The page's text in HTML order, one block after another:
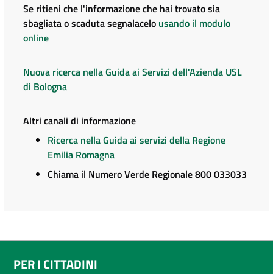
Se ritieni che l'informazione che hai trovato sia
sbagliata o scaduta segnalacelo usando il modulo
online
Nuova ricerca nella Guida ai Servizi dell'Azienda USL
di Bologna
Altri canali di informazione
Ricerca nella Guida ai servizi della Regione
Emilia Romagna
Chiama il Numero Verde Regionale 800 033033
PER I CITTADINI